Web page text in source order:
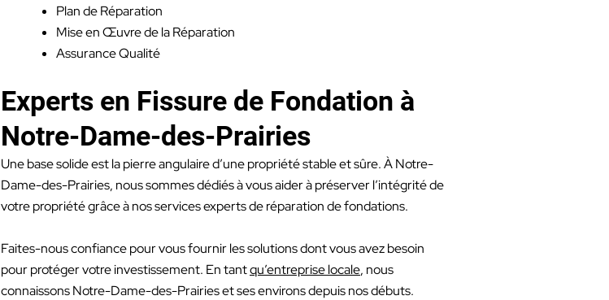
Plan de Réparation
Mise en Œuvre de la Réparation
Assurance Qualité
Experts en Fissure de Fondation à
Notre-Dame-des-Prairies
Une base solide est la pierre angulaire d’une propriété stable et sûre. À Notre-
Dame-des-Prairies, nous sommes dédiés à vous aider à préserver l’intégrité de
votre propriété grâce à nos services experts de réparation de fondations.
Faites-nous confiance pour vous fournir les solutions dont vous avez besoin
pour protéger votre investissement. En tantqu’entreprise locale, nous
connaissons Notre-Dame-des-Prairies et ses environs depuis nos débuts.